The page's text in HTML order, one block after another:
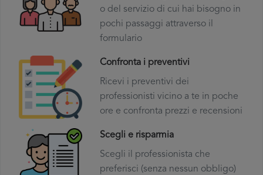
o del servizio di cui hai bisogno in
pochi passaggi attraverso il
formulario
Confronta i preventivi
Ricevi i preventivi dei
professionisti vicino a te in poche
ore e confronta prezzi e recensioni
Scegli e risparmia
Scegli il professionista che
preferisci (senza nessun obbligo)